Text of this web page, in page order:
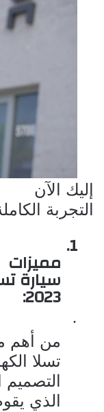
إليك الآن
التجربة
1.
مميزات
سيارة
2023:
·
من أهم
تسلا
التصميم
الذي